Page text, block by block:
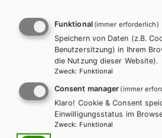
Lehrbuch mit E-BOOK+
Lehrbuch E-
Zusatzheft
Teacher´s Guide
Funktional (immer erforderlich)
Speichern von Daten (z.B.
Benutzersitzung) in Ihrem
die Nutzung dieser Website).
Zweck: Funktional
Consent manager (immer
Klaro! Cookie & Consent
Einwilligungsstatus im
Zweck: Funktional